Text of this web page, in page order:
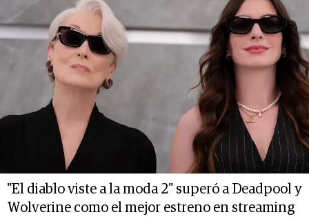
"El diablo viste a la moda 2" superó a Deadpool y
Wolverine como el mejor estreno en streaming